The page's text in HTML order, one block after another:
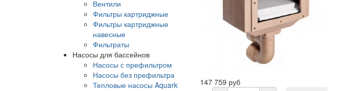
Вентили
Фильтры картриджные
Фильтры картриджные
навесные
Фильтраты
Насосы для бассейнов
Насосы с префильтром
Насосы без префильтра
Тепловые насосы Aquark
147 759 руб